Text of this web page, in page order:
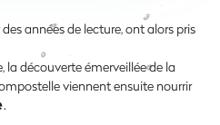
années de lecture, ont alors pris
la découverte émerveillée de la
viennent ensuite nourrir
.